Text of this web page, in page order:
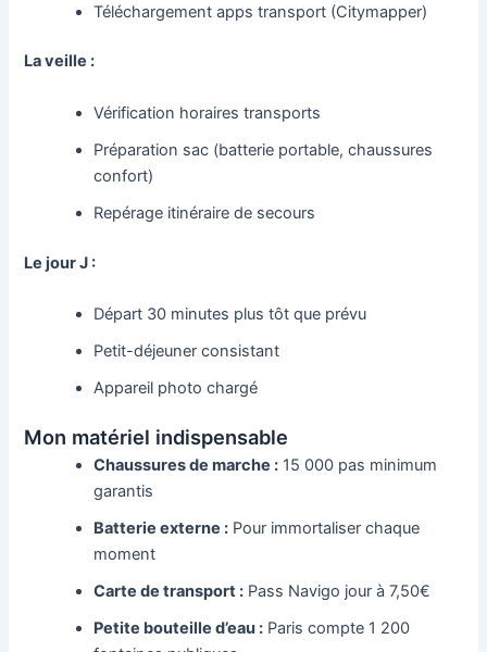
Téléchargement apps transport (Citymapper)
La veille :
Vérification horaires transports
Préparation sac (batterie portable, chaussures
confort)
Repérage itinéraire de secours
Le jour J :
Départ 30 minutes plus tôt que prévu
Petit-déjeuner consistant
Appareil photo chargé
Mon matériel indispensable
Chaussures de marche : 15 000 pas minimum
garantis
Batterie externe : Pour immortaliser chaque
moment
Carte de transport : Pass Navigo jour à 7,50€
Petite bouteille d’eau : Paris compte 1 200